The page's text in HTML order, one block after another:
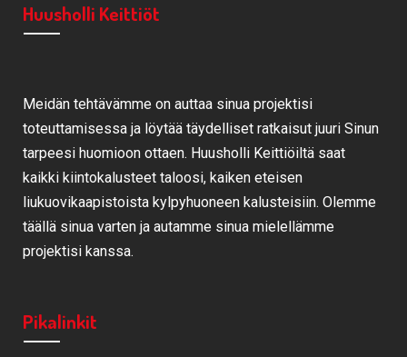
Huusholli Keittiöt
Meidän tehtävämme on auttaa sinua projektisi
toteuttamisessa ja löytää täydelliset ratkaisut juuri Sinun
tarpeesi huomioon ottaen. Huusholli Keittiöiltä saat
kaikki kiintokalusteet taloosi, kaiken eteisen
liukuovikaapistoista kylpyhuoneen kalusteisiin. Olemme
täällä sinua varten ja autamme sinua mielellämme
projektisi kanssa.
Pikalinkit